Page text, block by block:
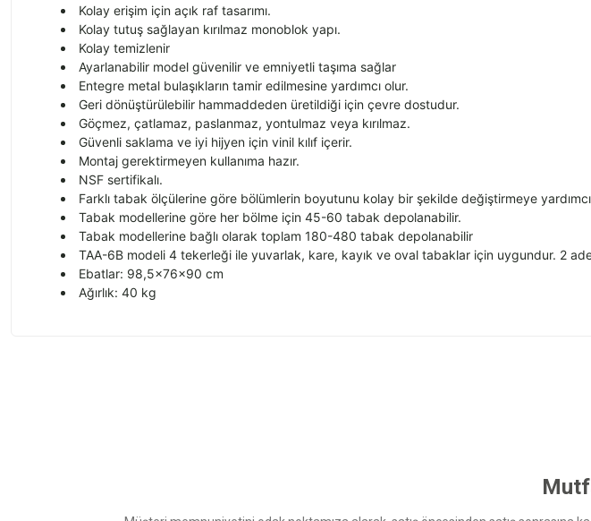
Kolay erişim için açık raf tasarımı.
Kolay tutuş sağlayan kırılmaz monoblok yapı.
Kolay temizlenir
Ayarlanabilir model güvenilir ve emniyetli taşıma sağlar
Entegre metal bulaşıkların tamir edilmesine yardımcı olur.
Geri dönüştürülebilir hammaddeden üretildiği için çevre dostudur.
Göçmez, çatlamaz, paslanmaz, yontulmaz veya kırılmaz.
Güvenli saklama ve iyi hijyen için vinil kılıf içerir.
Montaj gerektirmeyen kullanıma hazır.
NSF sertifikalı.
Farklı tabak ölçülerine göre bölümlerin boyutunu kolay bir şekilde değiştirmeye
Tabak modellerine göre her bölme için 45-60 tabak depolanabilir.
Tabak modellerine bağlı olarak toplam 180-480 tabak depolanabilir
TAA-6B modeli 4 tekerleği ile yuvarlak, kare, kayık ve oval tabaklar için uygundur. 2
Ebatlar: 98,5x76x90 cm
Ağırlık: 40 kg